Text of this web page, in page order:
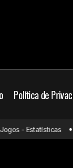
Política de
- Estatísticas